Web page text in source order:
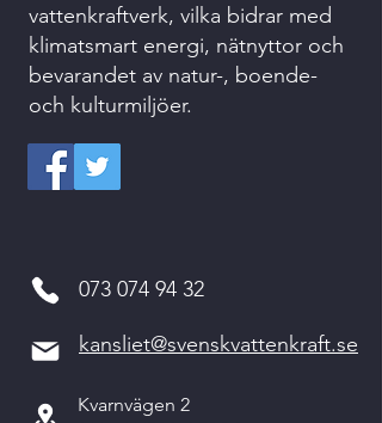
vattenkraftverk, vilka bidrar med
klimatsmart energi, nätnyttor och
bevarandet av natur-, boende-
och kulturmiljöer.
073 074 94 32
kansliet@svenskvattenkraft.se
Kvarnvägen 2